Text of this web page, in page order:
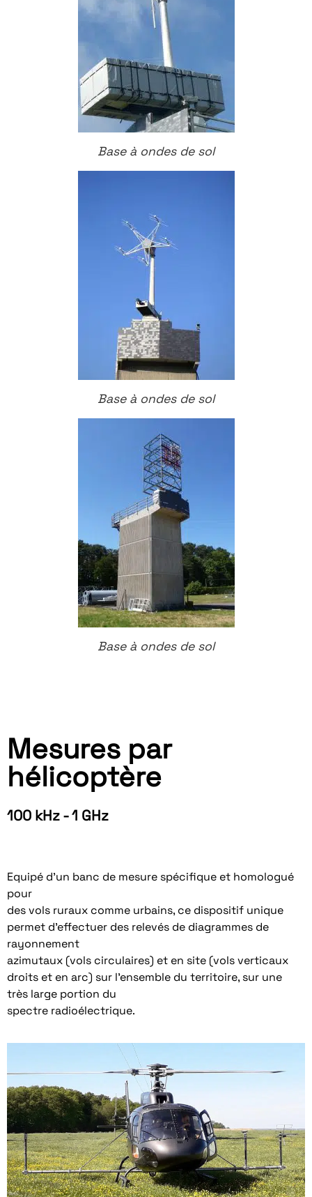
Base à ondes de sol
Base à ondes de sol
Base à ondes de sol
Mesures par
hélicoptère
100 kHz - 1 GHz
Equipé d’un banc de mesure spécifique et homologué
pour
des vols ruraux comme urbains, ce dispositif unique
permet d’effectuer des relevés de diagrammes de
rayonnement
azimutaux (vols circulaires) et en site (vols verticaux
droits et en arc) sur l’ensemble du territoire, sur une
très large portion du
spectre radioélectrique.